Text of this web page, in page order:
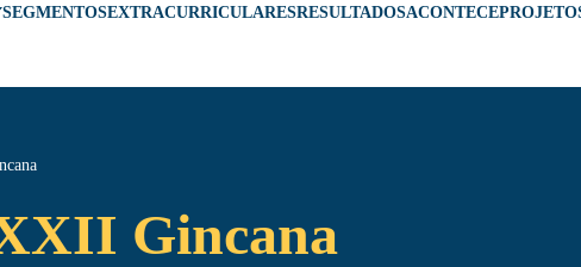
SEGMENTOSEXTRACURRICULARESRESULTADOSACONTECE
Gincana